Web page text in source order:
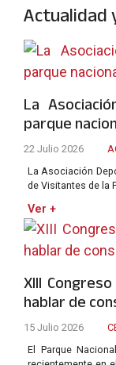
Actualidad
La
parque
22 Julio 2026
La Asociación
de Visitantes de la
Ver +
XIII
hablar de
15 Julio 2026
El Parque